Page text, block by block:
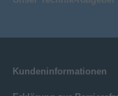
Kundeninformationen